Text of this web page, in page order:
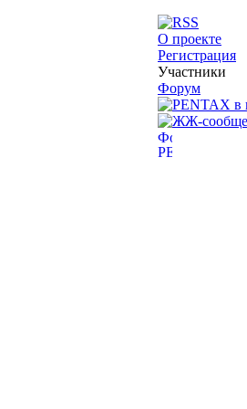
О проекте
Регистрация
Участники
Форум